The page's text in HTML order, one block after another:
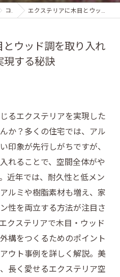
コラム エクステリアに木目とウッド調を取り入れ温かみある空間を実現する秘訣
ウッド調を取り入れ
現する秘訣
るエクステリアを実現した
か？多くの住宅では、アル
印象が先行しがちですが、
れることで、空間全体がや
近年では、耐久性と低メン
ルミや樹脂素材も増え、家
性を両立する方法が注目さ
クステリアで木目・ウッド
構をつくるためのポイント
ウト事例を詳しく解説。美
長く愛せるエクステリア空